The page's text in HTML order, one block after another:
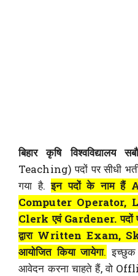
बिहार कृषि विश्वविद्यालय
Teaching) पदों पर सीधी
गया है.इन पदों के नाम हैं
Computer Operator,
Clerk एवं Gardener.
द्वारा Written
आयोजित किया जायेगा. इच्छुक
आवेदन करना चाहते हैं, वो